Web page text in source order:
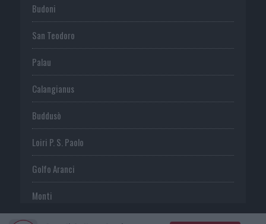
Budoni
San Teodoro
Palau
Calangianus
Buddusò
Loiri P. S. Paolo
Golfo Aranci
Monti